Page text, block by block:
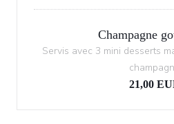
Champagne
Servis avec 3 mini desserts
21,00